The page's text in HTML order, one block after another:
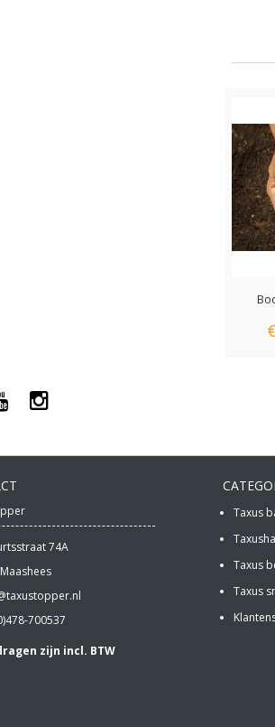
74A
Maashees
700537
zijn incl. BTW
Taxus
Taxus
Taxus